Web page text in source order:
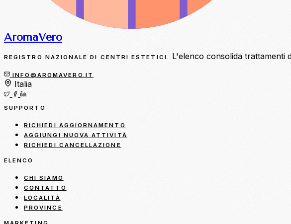
AromaVero
REGISTRO NAZIONALE DI CENTRI ESTETICI. L'elenco consolida trattamenti
INFO@AROMAVERO.IT
Italia
SUPPORTO
RICHIEDI AGGIORNAMENTO
AGGIUNGI NUOVA ATTIVITÀ
RICHIEDI CANCELLAZIONE
ELENCO
CHI SIAMO
CONTATTO
LOCALITÀ
PROVINCE